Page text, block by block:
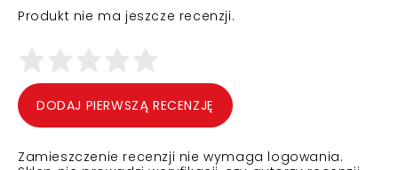
Produkt nie ma jeszcze recenzji.
DODAJ PIERWSZĄ RECENZJĘ
Zamieszczenie recenzji nie wymaga logowania.